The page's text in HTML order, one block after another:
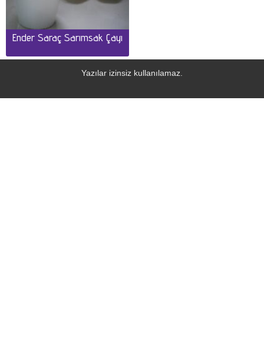
Ender Saraç Sarımsak Çayı
Yazılar izinsiz kullanılamaz.